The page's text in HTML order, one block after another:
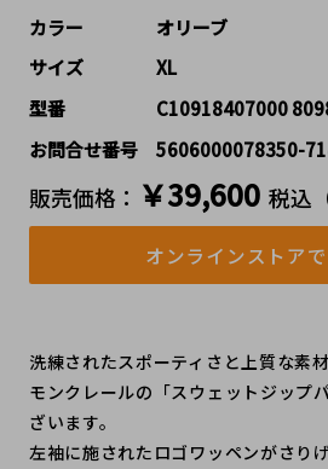
カラー    オリーブ
サイズ    XL
型番     C10918407000
お問合せ番号 5606000078350-
販売価格： ￥39,600 税込
オンラインストア
洗練されたスポーティさと上質な素
モンクレールの「スウェットジップ
ざいます。
左袖に施されたロゴワッペンがさり